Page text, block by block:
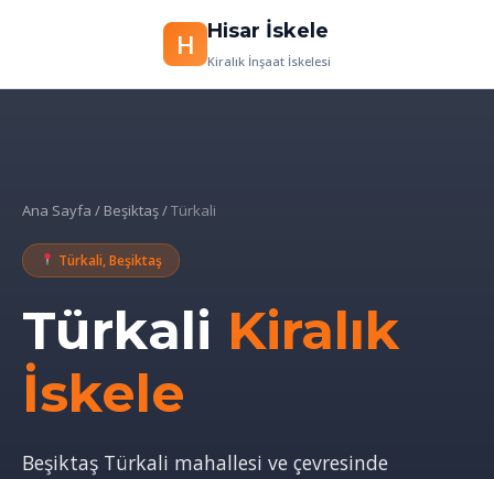
geç
H Hisar İskele
Kiralık İnşaat İskelesi
Ana Sayfa / Beşiktaş/Türkali
Türkali, Beşiktaş
Türkali Kiralık
İskele
Beşiktaş Türkali mahallesi ve çevresinde